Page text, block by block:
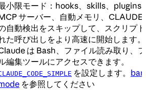
小限モード：hooks、skills、plugins
サーバー、自動メモリ、
自動検出をスキップして、スクリプ
た呼び出しをより高速に開始します。
は Bash、ファイル読み取り、
編集ツールにアクセスできます。
を設定します。
を参照してください